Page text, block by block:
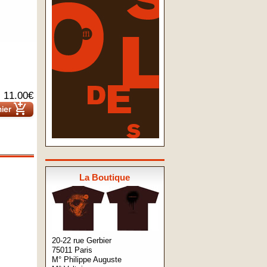
La Boutique
20-22 rue Gerbier
75011 Paris
M° Philippe Auguste
11.00€
add_shopping_cart